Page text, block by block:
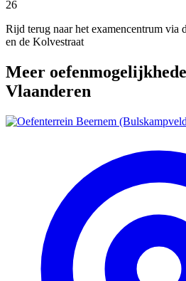
26
Rijd terug naar het examencentrum via
en de Kolvestraat
Meer
Vlaanderen